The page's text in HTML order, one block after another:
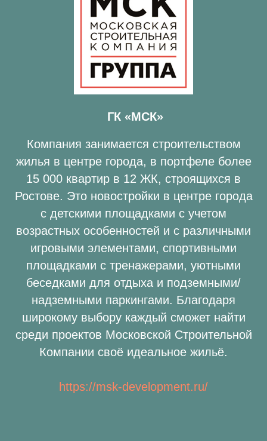
ГК «МСК»
Компания занимается строительством
жилья в центре города, в портфеле более
15 000 квартир в 12 ЖК, строящихся в
Ростове. Это новостройки в центре города
с детскими площадками с учетом
возрастных особенностей и с различными
игровыми элементами, спортивными
площадками с тренажерами, уютными
беседками для отдыха и подземными/
надземными паркингами. Благодаря
широкому выбору каждый сможет найти
среди проектов Московской Строительной
Компании своё идеальное жильё.
https://msk-development.ru/